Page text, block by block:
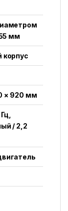
мм
корпус
× 920 мм
/ 2,2